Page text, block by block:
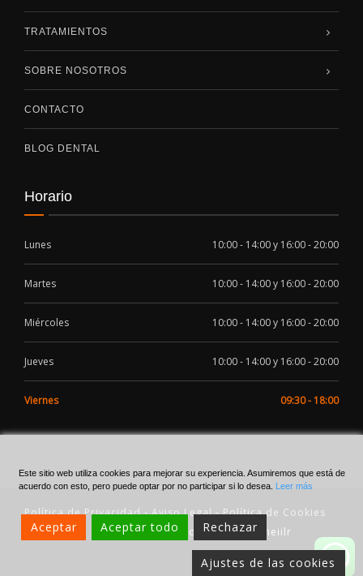
TRATAMIENTOS
SOBRE NOSOTROS
CONTACTO
BLOG DENTAL
Horario
Lunes 10:00 - 14:00 y 16:00 - 20:00
Martes 10:00 - 14:00 y 16:00 - 20:00
Miércoles 10:00 - 14:00 y 16:00 - 20:00
Jueves 10:00 - 14:00 y 16:00 - 20:00
Viernes 09:30 - 18:00
Política de Privacidad-Aviso Legal-Política de Cookies
Made with
by meiilr
Este sitio web utiliza cookies para mejorar su experiencia. Asumiremos que está de
acuerdo con esto, pero puede optar por no participar si lo desea. Leer más
Aceptar Aceptar todo Rechazar
Ajustes de las cookies